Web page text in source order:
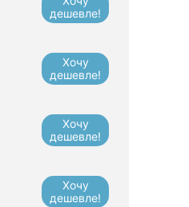
дешевле!
Хочу
дешевле!
Хочу
дешевле!
Хочу
дешевле!